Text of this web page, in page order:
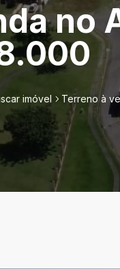
no
imóvel Terreno à